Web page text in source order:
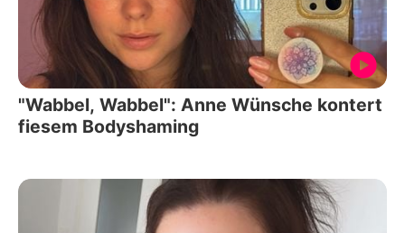
"Wabbel, Wabbel": Anne Wünsche kontert
fiesem Bodyshaming